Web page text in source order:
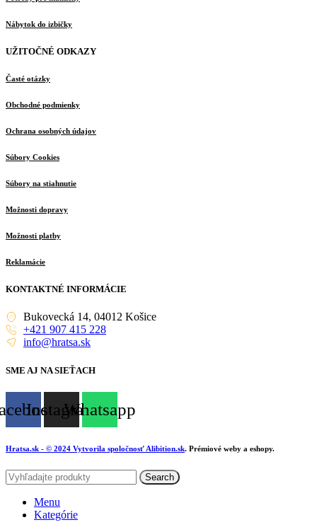
Nábytok do izbičky
UŽITOČNÉ ODKAZY
Časté otázky
Obchodné podmienky
Ochrana osobných údajov
Súbory Cookies
Súbory na stiahnutie
Možnosti dopravy
Možnosti platby
Reklamácie
KONTAKTNÉ INFORMÁCIE
Bukovecká 14, 04012 Košice
+421 907 415 228
info@hratsa.sk
SME AJ NA SIEŤACH
InstagramWhatsapp
Hratsa.sk - © 2024 Vytvorila spoločnosť Alibition.sk. Prémiové weby a eshopy.
Search
Menu
Kategórie